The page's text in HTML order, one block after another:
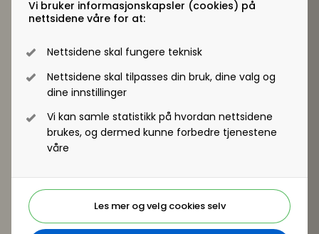
Vi bruker informasjonskapsler (cookies) på
nettsidene våre for at:
Nettsidene skal fungere teknisk
Nettsidene skal tilpasses din bruk, dine valg og
dine innstillinger
Vi kan samle statistikk på hvordan nettsidene
brukes, og dermed kunne forbedre tjenestene
våre
Les mer og velg cookies selv
Jobber du i en virksomhet som er
virksomhetsmedlem i HR Norge får alle
medlemsfordeler.
Registrer deg - Få tilgang
Er du ikke medlem?